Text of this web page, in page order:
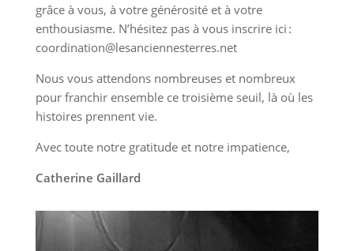
grâce à vous, à votre générosité et à votre
enthousiasme. N’hésitez pas à vous inscrire ici :
coordination@lesanciennesterres.net
Nous vous attendons nombreuses et nombreux
pour franchir ensemble ce troisième seuil, là où les
histoires prennent vie.
Avec toute notre gratitude et notre impatience,
Catherine Gaillard